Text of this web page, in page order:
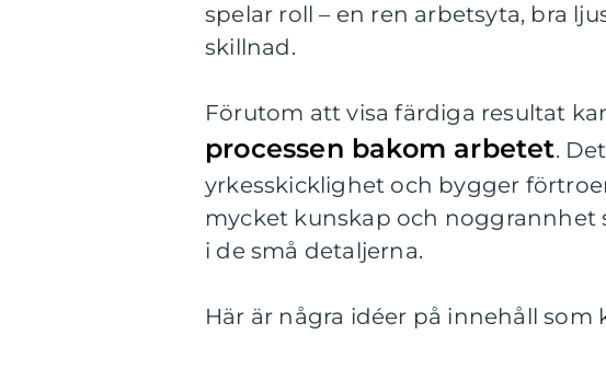
spelar roll – en ren arbetsyta, bra
skillnad.
Förutom att visa färdiga resultat
processen bakom arbetet.
yrkesskicklighet och bygger
mycket kunskap och
i de små detaljerna.
Här är några idéer på innehåll som